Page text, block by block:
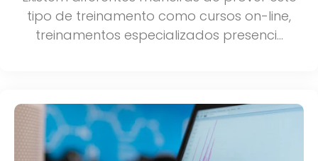
tipo de treinamento como cursos on-line,
treinamentos especializados presenci...